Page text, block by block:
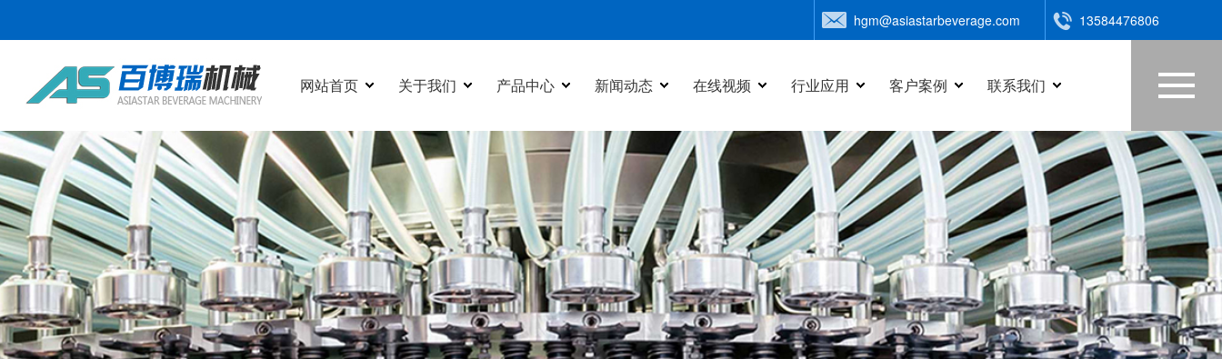
13584476806
hgm@asiastarbeverage.com
网站首页 关于我们 产品中心 新闻动态 在线视频 行业应用 客户案例 联系我们
网站首页
关于我们
产品中心
新闻动态
在线视频
行业应用